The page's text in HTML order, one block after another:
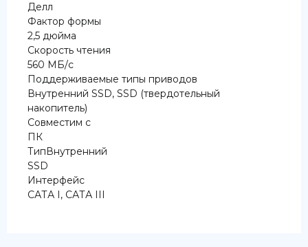
Делл
Фактор формы
2,5 дюйма
Скорость чтения
560 МБ/с
Поддерживаемые типы приводов
Внутренний SSD, SSD (твердотельный
накопитель)
Совместим с
ПК
ТипВнутренний
SSD
Интерфейс
САТА I, САТА III